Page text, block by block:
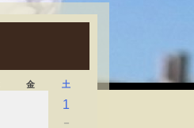
金 土
1
－